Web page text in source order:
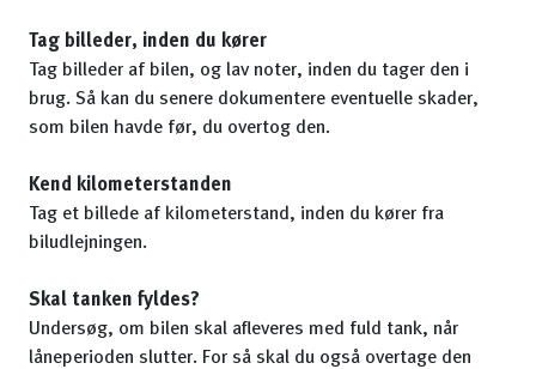
Tag billeder, inden du kører
Tag billeder af bilen, og lav noter, inden du tager den i
brug. Så kan du senere dokumentere eventuelle skader,
som bilen havde før, du overtog den.
Kend kilometerstanden
Tag et billede af kilometerstand, inden du kører fra
biludlejningen.
Skal tanken fyldes?
Undersøg, om bilen skal afleveres med fuld tank, når
låneperioden slutter. For så skal du også overtage den